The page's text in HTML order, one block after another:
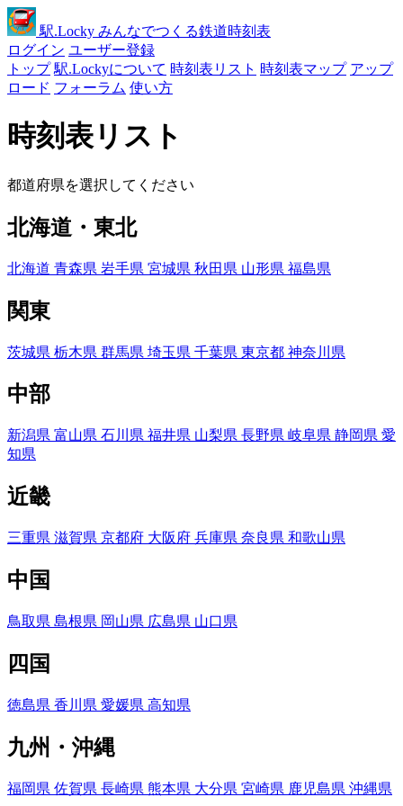
駅.Locky みんなでつくる鉄道時刻表
ログイン ユーザー登録
トップ 駅.Lockyについて 時刻表リスト 時刻表マップ アップ
ロード フォーラム 使い方
時刻表リスト
都道府県を選択してください
北海道・東北
北海道 青森県 岩手県 宮城県 秋田県 山形県 福島県
関東
茨城県 栃木県 群馬県 埼玉県 千葉県 東京都 神奈川県
中部
新潟県 富山県 石川県 福井県 山梨県 長野県 岐阜県 静岡県 愛
知県
近畿
三重県 滋賀県 京都府 大阪府 兵庫県 奈良県 和歌山県
中国
鳥取県 島根県 岡山県 広島県 山口県
四国
徳島県 香川県 愛媛県 高知県
九州・沖縄
福岡県 佐賀県 長崎県 熊本県 大分県 宮崎県 鹿児島県 沖縄県